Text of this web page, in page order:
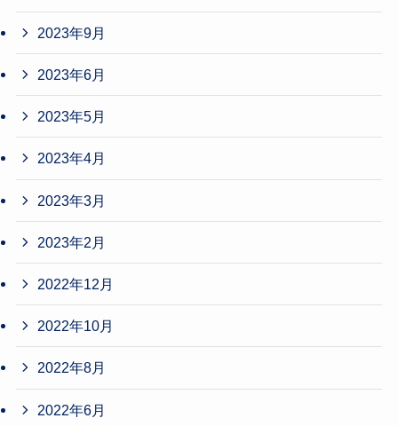
2023年9月
2023年6月
2023年5月
2023年4月
2023年3月
2023年2月
2022年12月
2022年10月
2022年8月
2022年6月